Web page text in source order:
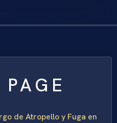
de Atropello y Fuga en